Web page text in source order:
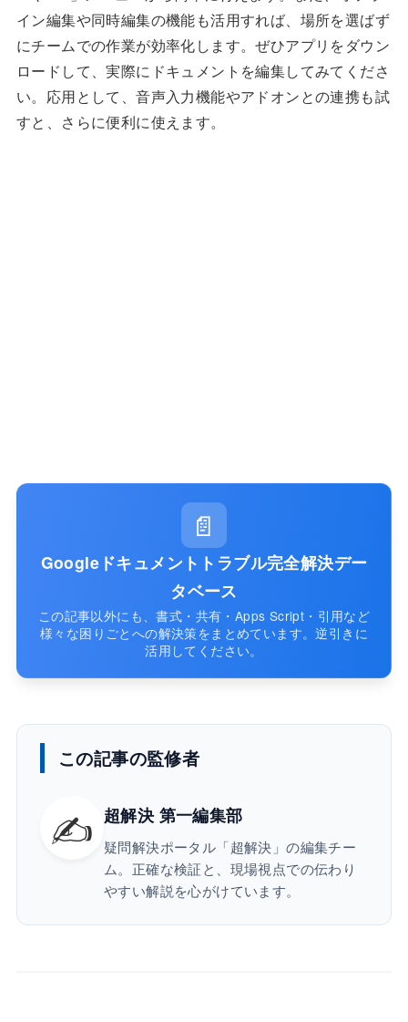
イン編集や同時編集の機能も活用すれば、場所を選ばず
にチームでの作業が効率化します。ぜひアプリをダウン
ロードして、実際にドキュメントを編集してみてくださ
い。応用として、音声入力機能やアドオンとの連携も試
すと、さらに便利に使えます。
📄
Googleドキュメントトラブル完全解決デー
タベース
この記事以外にも、書式・共有・Apps Script・引用など
様々な困りごとへの解決策をまとめています。逆引きに
活用してください。
この記事の監修者
✍️ 超解決 第一編集部
疑問解決ポータル「超解決」の編集チー
ム。正確な検証と、現場視点での伝わり
やすい解説を心がけています。